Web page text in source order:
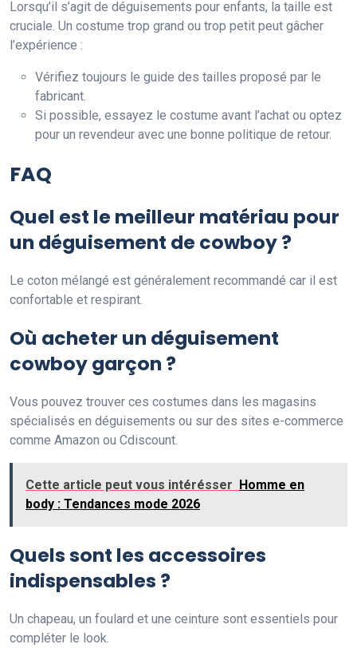
Lorsqu’il s’agit de déguisements pour enfants, la taille est
cruciale. Un costume trop grand ou trop petit peut gâcher
l’expérience :
Vérifiez toujours le guide des tailles proposé par le
fabricant.
Si possible, essayez le costume avant l’achat ou optez
pour un revendeur avec une bonne politique de retour.
FAQ
Quel est le meilleur matériau pour
un déguisement de cowboy ?
Le coton mélangé est généralement recommandé car il est
confortable et respirant.
Où acheter un déguisement
cowboy garçon ?
Vous pouvez trouver ces costumes dans les magasins
spécialisés en déguisements ou sur des sites e-commerce
comme Amazon ou Cdiscount.
Cette article peut vous intérésser Homme en
body : Tendances mode 2026
Quels sont les accessoires
indispensables ?
Un chapeau, un foulard et une ceinture sont essentiels pour
compléter le look.